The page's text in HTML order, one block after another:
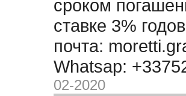
сроком
ставке 3%
почта:
Whatsap:
02-2020